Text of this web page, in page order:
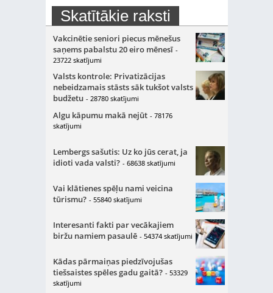
Skatītākie raksti
Vakcinētie seniori piecus mēnešus
saņems pabalstu 20 eiro mēnesī -
23722 skatījumi
Valsts kontrole: Privatizācijas
nebeidzamais stāsts sāk tukšot valsts
budžetu - 28780 skatījumi
Algu kāpumu makā nejūt - 78176
skatījumi
Lembergs sašutis: Uz ko jūs cerat, ja
idioti vada valsti? - 68638 skatījumi
Vai klātienes spēļu nami veicina
tūrismu? - 55840 skatījumi
Interesanti fakti par vecākajiem
biržu namiem pasaulē - 54374 skatījumi
Kādas pārmaiņas piedzīvojušas
tiešsaistes spēles gadu gaitā? - 53329
skatījumi